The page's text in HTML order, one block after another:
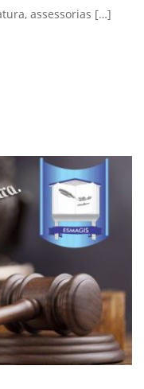
assessorias […]